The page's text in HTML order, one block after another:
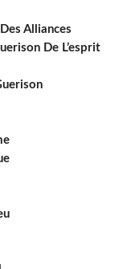
Alliances
De L’esprit